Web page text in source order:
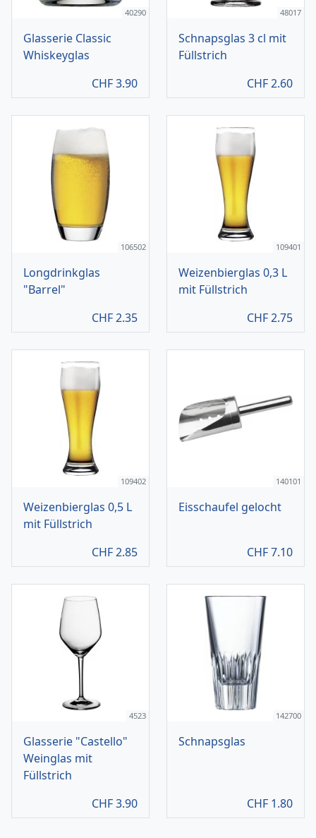
40290
Glasserie Classic
Whiskeyglas
CHF3.90
48017
Schnapsglas 3 cl mit
Füllstrich
CHF2.60
106502
Longdrinkglas
"Barrel"
CHF2.35
109401
Weizenbierglas 0,3 L
mit Füllstrich
CHF2.75
109402
Weizenbierglas 0,5 L
mit Füllstrich
CHF2.85
140101
Eisschaufel gelocht
CHF7.10
4523
Glasserie "Castello"
Weinglas mit
Füllstrich
CHF3.90
142700
Schnapsglas
CHF 1.80